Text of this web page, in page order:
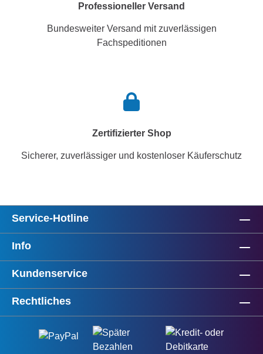
Professioneller Versand
Bundesweiter Versand mit zuverlässigen
Fachspeditionen
Zertifizierter Shop
Sicherer, zuverlässiger und kostenloser Käuferschutz
Service-Hotline
Info
Kundenservice
Rechtliches